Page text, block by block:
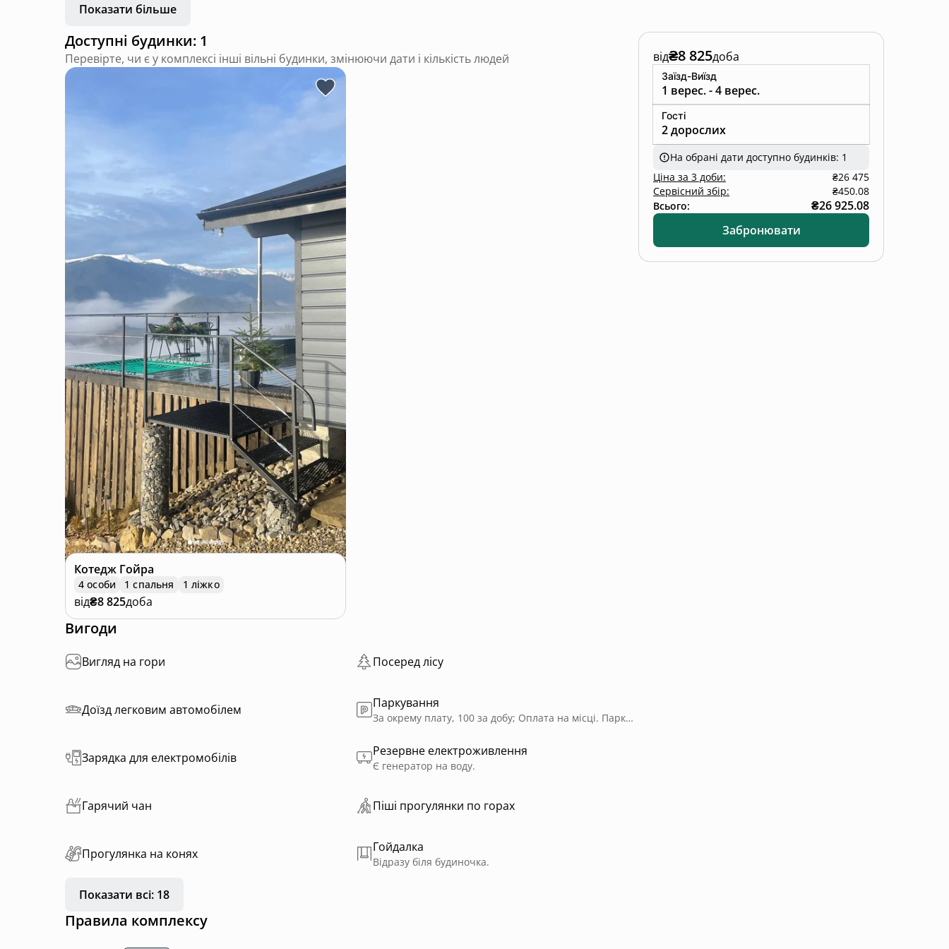
Можете замовити смачні домашні сніданки, обіди чи вечері для своєї сімʼї. Поруч є можливість
придбати молочні продукти: будз, домашній сир, молоко, кисляк, сметана та домашній чай.
Із собою можете взяти свого улюбленця.
При бронюванні від трьох діб — один сеанс чану із джакузі входить у вартість.
Показати більше
Доступні будинки: 1
Перевірте, чи є у комплексі інші вільні будинки, змінюючи дати і кількість людей
Котедж Гойра
4 особи 1 спальня 1 ліжко
від₴8 825доба
Вигоди
Вигляд на гори Посеред лісу
Доїзд легковим автомобілем Паркування
За окрему плату, 100 за добу; Оплата на місці. Парковка приватна.
Зарядка для електромобілів Резервне електроживлення
Є генератор на воду.
Гарячий чан Пiшi прoгулянки пo горах
Прогулянка на конях Гойдалка
Відразу біля будиночка.
Показати всі: 18
Правила комплексу
від₴8 825доба
Заїзд-Виїзд
1 верес. - 4 верес.
Гості
2 дорослих
На обрані дати доступно будинків: 1
Ціна за 3 доби:
₴26 475
Сервісний збір:
₴450.08
Всього:
₴26 925.08
Забронювати